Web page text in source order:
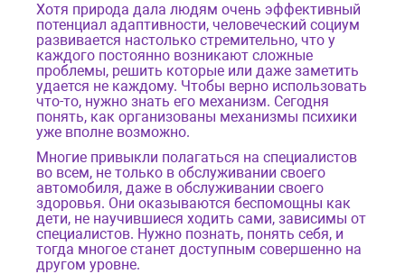
Хотя природа дала людям очень эффективный
потенциал адаптивности, человеческий социум
развивается настолько стремительно, что у
каждого постоянно возникают сложные
проблемы, решить которые или даже заметить
удается не каждому. Чтобы верно использовать
что-то, нужно знать его механизм. Сегодня
понять, как организованы механизмы психики
уже вполне возможно.
Многие привыкли полагаться на специалистов
во всем, не только в обслуживании своего
автомобиля, даже в обслуживании своего
здоровья. Они оказываются беспомощны как
дети, не научившиеся ходить сами, зависимы от
специалистов. Нужно познать, понять себя, и
тогда многое станет доступным совершенно на
другом уровне.